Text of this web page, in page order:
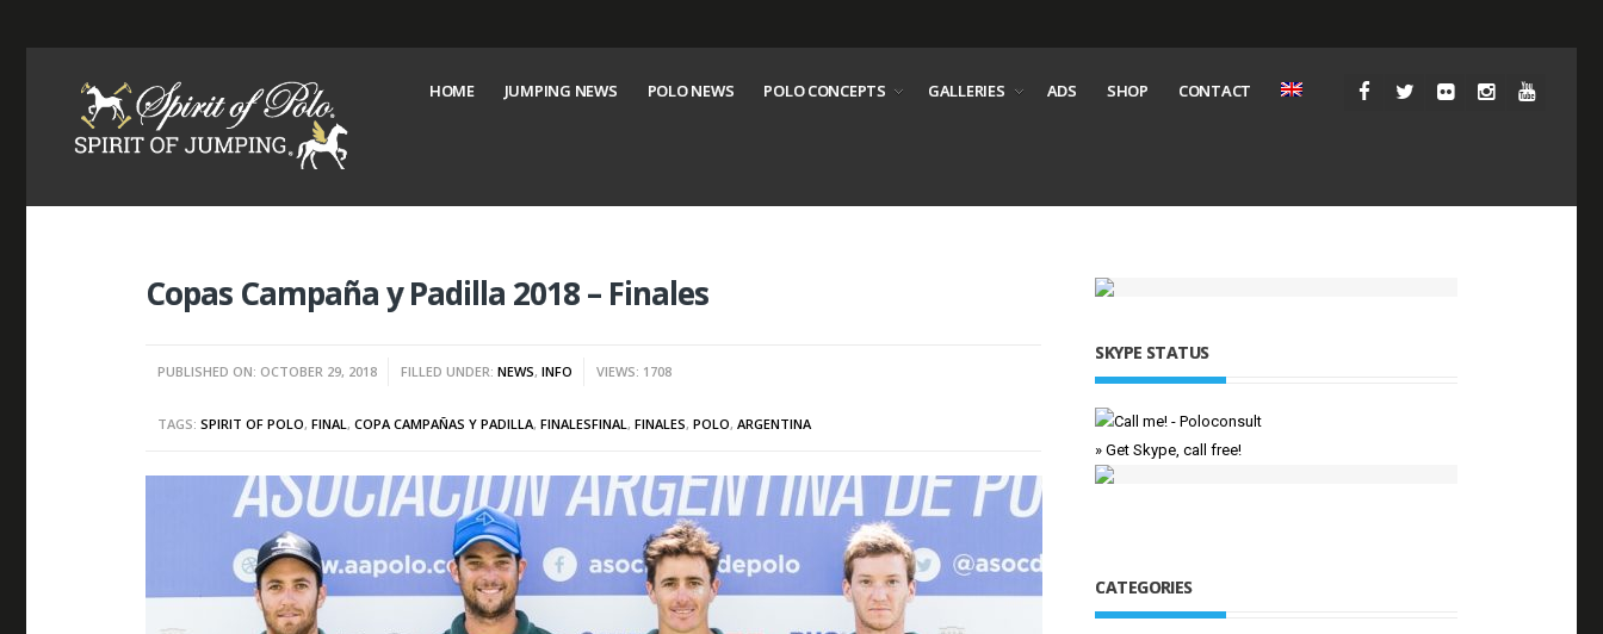
HOME JUMPING NEWS POLO NEWS POLO CONCEPTS GALLERIES ADS SHOP CONTACT
Copas Campaña y Padilla 2018 – Finales
PUBLISHED ON: OCTOBER 29, 2018 FILLED UNDER:NEWS,INFO VIEWS: 1708
TAGS:SPIRIT OF POLO,FINAL ,COPA CAMPAÑAS Y PADILLA,FINALESFINAL ,FINALES,POLO,ARGENTINA
SKYPE STATUS
» Get Skype, call free!
CATEGORIES